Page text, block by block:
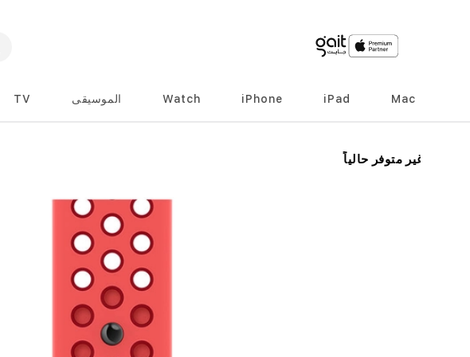
Mac
iPad
iPhone
Watch الموسيقى TV
انتقل
إلى
غير متوفر حالياً